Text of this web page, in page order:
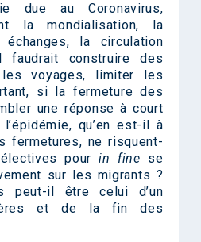
due au Coronavirus,
la mondialisation, la
la circulation
faudrait construire des
les voyages, limiter les
si la fermeture des
une réponse à court
qu’en est-il à
fermetures, ne risquent-
pourin fine se
sur les migrants ?
peut-il être celui d’un
et de la fin des